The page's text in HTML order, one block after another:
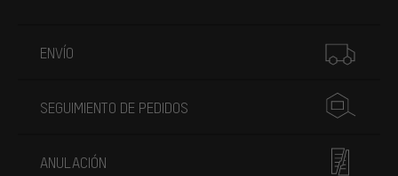
ENVÍO
SEGUIMIENTO DE PEDIDOS
ANULACIÓN